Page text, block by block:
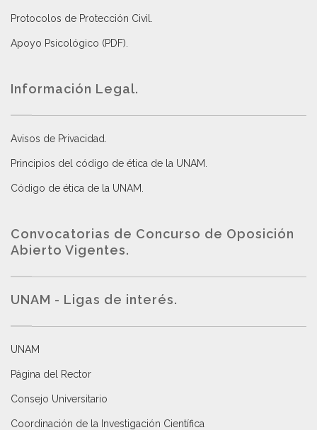
Protocolos de Protección Civil
Apoyo Psicológico (PDF)
Información Legal.
Avisos de Privacidad
Principios del código de ética de la UNAM
Código de ética de la UNAM
Convocatorias de Concurso de Oposición
Abierto Vigentes.
UNAM - Ligas de interés.
UNAM
Página del Rector
Consejo Universitario
Coordinación de la Investigación Científica